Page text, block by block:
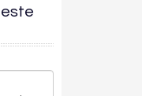
este